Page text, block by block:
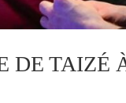
DE TAIZÉ